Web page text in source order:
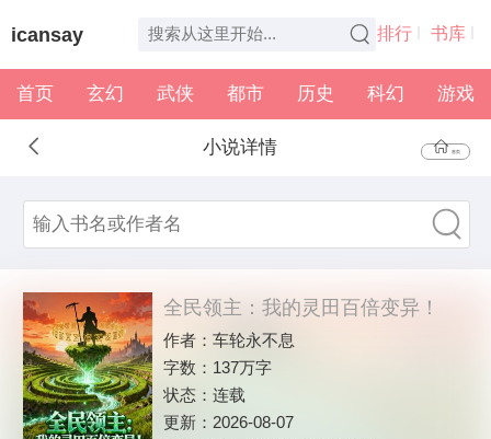
icansay 排行 书库
全本 书架
首页 玄幻 武侠 都市 历史 科幻 游戏
小说详情 首页
全民领主：我的灵田百倍变异！
作者：车轮永不息
字数： 137万字
状态：连载
更新： 2026-08-07